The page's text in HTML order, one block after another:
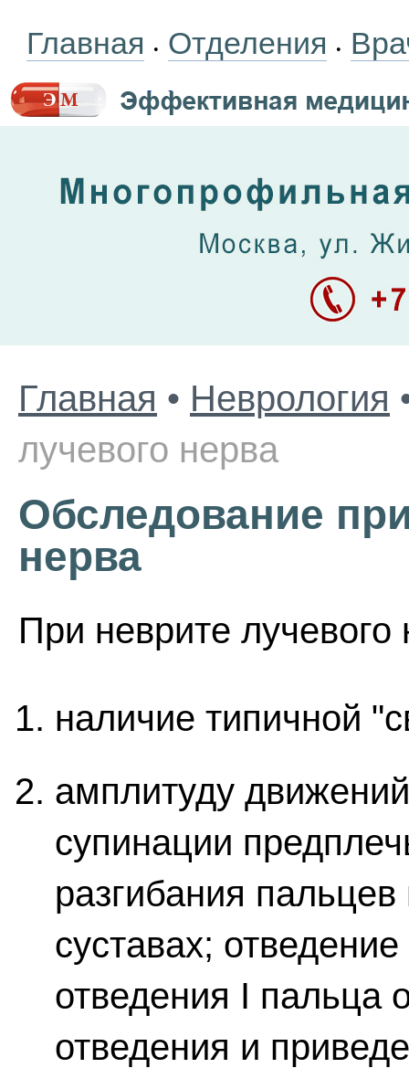
Главная • Отделения •
Главная • Неврология
лучевого нерва
Обследование
нерва
При неврите
наличие типичной
амплитуду
супинации
разгибания
суставах;
отведения I пальца
отведения и